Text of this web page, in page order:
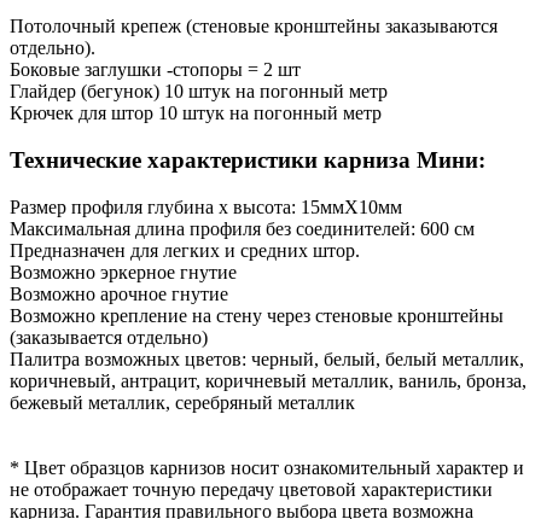
Потолочный крепеж (стеновые кронштейны заказываются
отдельно).
Боковые заглушки -стопоры = 2 шт
Глайдер (бегунок) 10 штук на погонный метр
Крючек для штор 10 штук на погонный метр
Технические характеристики карниза Мини:
Размер профиля глубина х высота: 15ммХ10мм
Максимальная длина профиля без соединителей: 600 см
Предназначен для легких и средних штор.
Возможно эркерное гнутие
Возможно арочное гнутие
Возможно крепление на стену через стеновые кронштейны
(заказывается отдельно)
Палитра возможных цветов: черный, белый, белый металлик,
коричневый, антрацит, коричневый металлик, ваниль, бронза,
бежевый металлик, серебряный металлик
* Цвет образцов карнизов носит ознакомительный характер и
не отображает точную передачу цветовой характеристики
карниза. Гарантия правильного выбора цвета возможна